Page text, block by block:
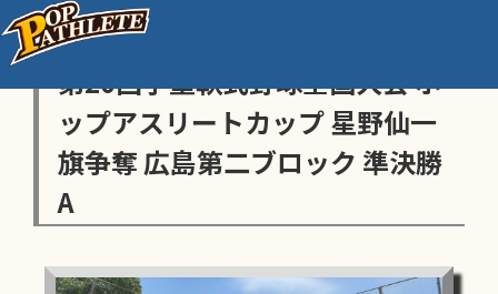
センス・トラストトーナメント
第20回学童軟式野球全国大会 ポ
ップアスリートカップ 星野仙一
旗争奪 広島第二ブロック 準決勝
A